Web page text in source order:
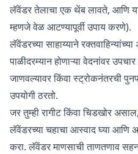
लॅवेंडर तेलाचा एक थेंब लावते, आणि
म्हणजे वेळ आटण्यापूर्वी उपाय करणे).
लॅवेंडरच्या साहाय्याने
पाळीदरम्यान होणाऱ्या वेदनांवर
जाणवल्यावर किंवा स्ट्रोकनंतरची
उपयोगी ठरतो.
जर तुम्ही रागीट किंवा चिडखोर
लॅवेंडरच्या चहाचा आस्वाद घ्या आणि
करा. लॅवेंडर माणसाची ताणतणाव